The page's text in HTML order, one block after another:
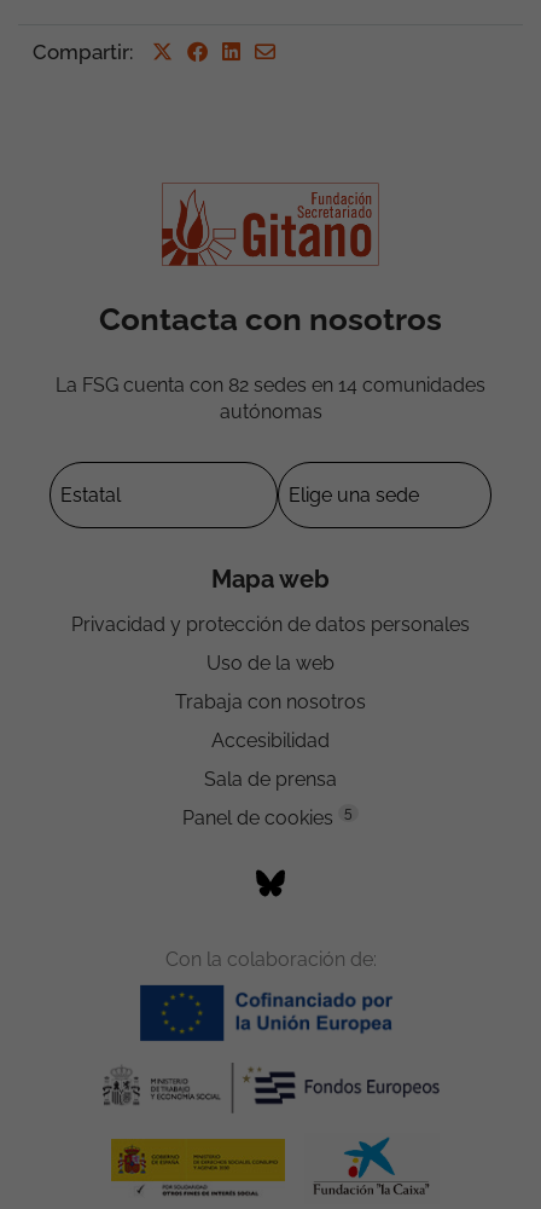
Compartir:
Contacta con nosotros
La FSG cuenta con 82 sedes en 14 comunidades
autónomas
Mapa web
Privacidad y protección de datos personales
Uso de la web
Trabaja con nosotros
Accesibilidad
Sala de prensa
Panel de cookies
5
Con la colaboración de: